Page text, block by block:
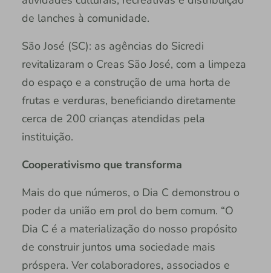
de lanches à comunidade.
São José (SC): as agências do Sicredi
revitalizaram o Creas São José, com a limpeza
do espaço e a construção de uma horta de
frutas e verduras, beneficiando diretamente
cerca de 200 crianças atendidas pela
instituição.
Cooperativismo que transforma
Mais do que números, o Dia C demonstrou o
poder da união em prol do bem comum. “O
Dia C é a materialização do nosso propósito
de construir juntos uma sociedade mais
próspera. Ver colaboradores, associados e